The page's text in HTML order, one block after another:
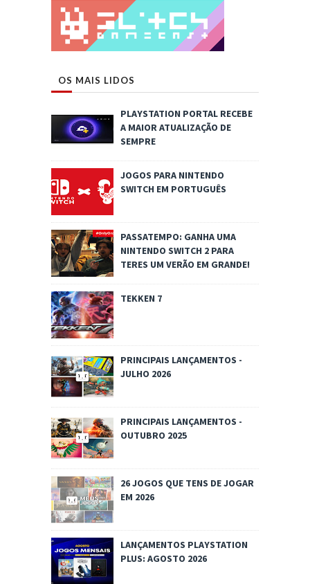
OS MAIS LIDOS
PLAYSTATION PORTAL RECEBE
A MAIOR ATUALIZAÇÃO DE
SEMPRE
JOGOS PARA NINTENDO
SWITCH EM PORTUGUÊS
PASSATEMPO: GANHA UMA
NINTENDO SWITCH 2 PARA
TERES UM VERÃO EM GRANDE!
TEKKEN 7
PRINCIPAIS LANÇAMENTOS -
JULHO 2026
PRINCIPAIS LANÇAMENTOS -
OUTUBRO 2025
26 JOGOS QUE TENS DE JOGAR
EM 2026
LANÇAMENTOS PLAYSTATION
PLUS: AGOSTO 2026